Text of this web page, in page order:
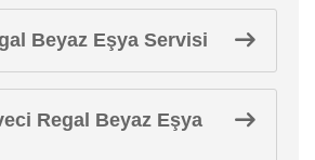
Beyaz Eşya Servisi
Regal Beyaz Eşya